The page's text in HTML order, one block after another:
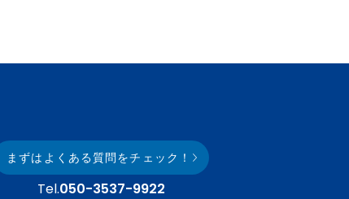
まずはよくある質問をチェック！
Tel.050-3537-9922